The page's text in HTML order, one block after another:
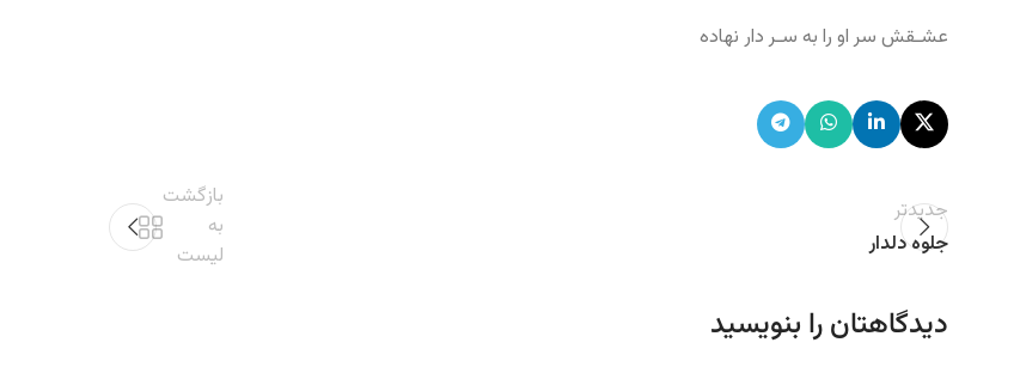
عشـقش سر او را به سـر دار نهاده
جدیدتر
جلوه دلدار
بازگشت
به
لیست
دیدگاهتان را بنویسید